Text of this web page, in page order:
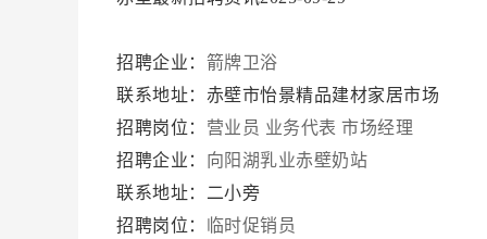
招聘企业： 箭牌卫浴
联系地址：赤壁市怡景精品建材家居市场
招聘岗位： 营业员 业务代表 市场经理
招聘企业： 向阳湖乳业赤壁奶站
联系地址：二小旁
招聘岗位：
临时促销员